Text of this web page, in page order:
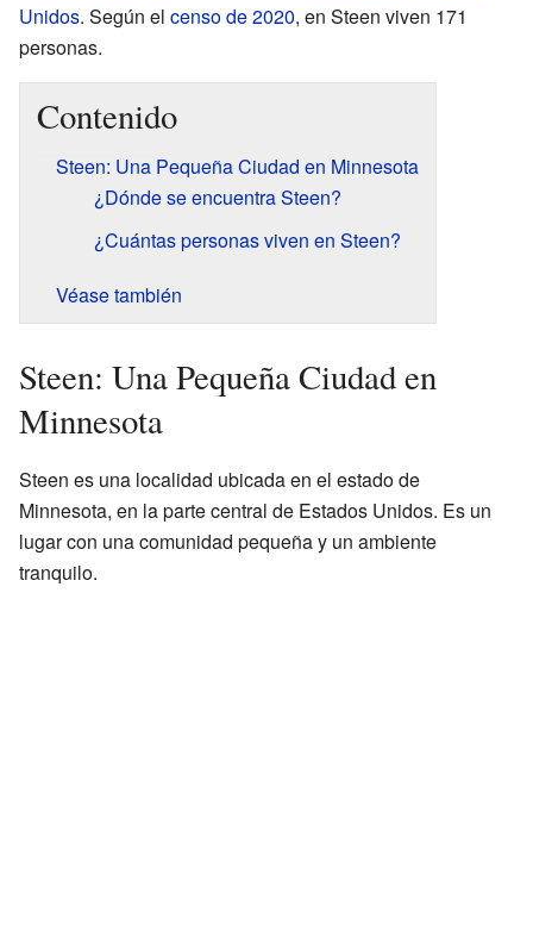
Unidos. Según el censo de 2020, en Steen viven 171
personas.
Contenido
Steen: Una Pequeña Ciudad en Minnesota
¿Dónde se encuentra Steen?
¿Cuántas personas viven en Steen?
Véase también
Steen: Una Pequeña Ciudad en
Minnesota
Steen es una localidad ubicada en el estado de
Minnesota, en la parte central de Estados Unidos. Es un
lugar con una comunidad pequeña y un ambiente
tranquilo.